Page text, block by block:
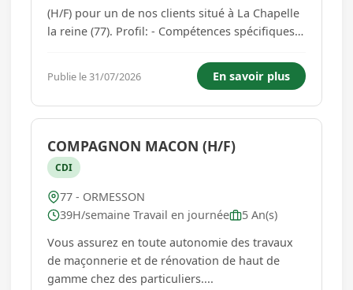
(H/F) pour un de nos clients situé à La Chapelle
la reine (77). Profil: - Compétences spécifiques:
: rigoureux, ponctuel, autonome, manuel,
attentionné Site est non desservi par les
transports en com...
Publie le 31/07/2026 En savoir plus
COMPAGNON MACON (H/F)
CDI
77 - ORMESSON
39H/semaine Travail en journée
5 An(s)
Vous assurez en toute autonomie des travaux
de maçonnerie et de rénovation de haut de
gamme chez des particuliers....